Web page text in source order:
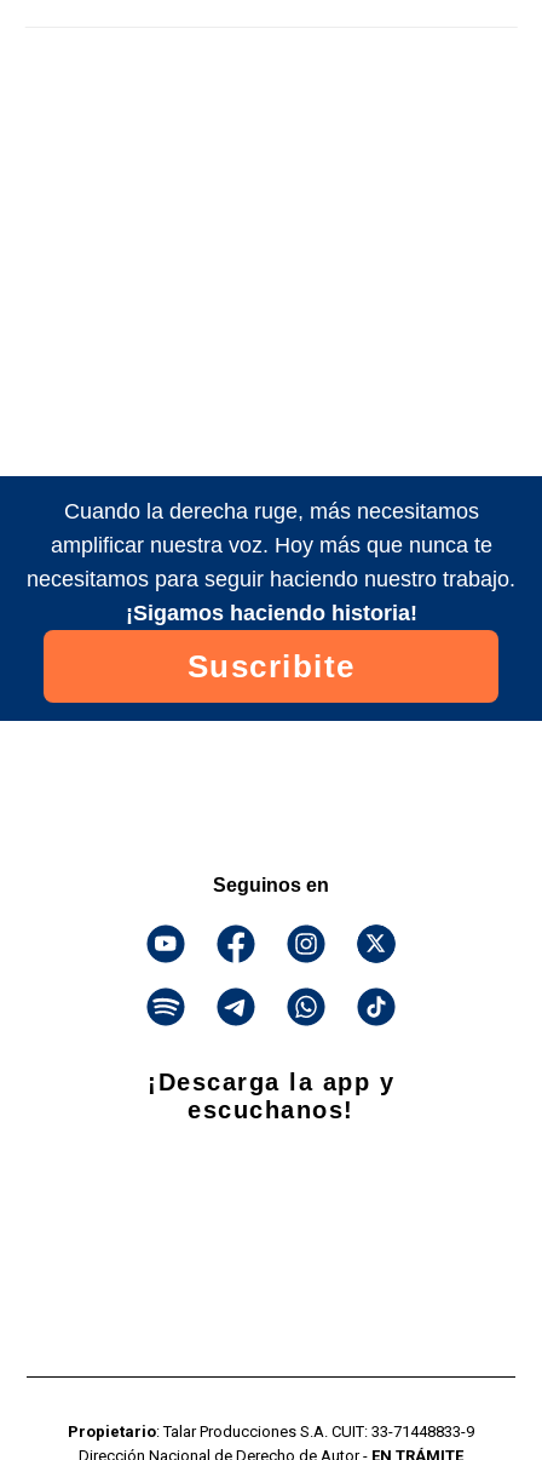
Cuando la derecha ruge, más necesitamos
amplificar nuestra voz. Hoy más que nunca te
necesitamos para seguir haciendo nuestro trabajo.
¡Sigamos haciendo historia!
Suscribite
Seguinos en
¡Descarga la app y
escuchanos!
Propietario: Talar Producciones S.A. CUIT: 33-71448833-9
Dirección Nacional de Derecho de Autor - EN TRÁMITE